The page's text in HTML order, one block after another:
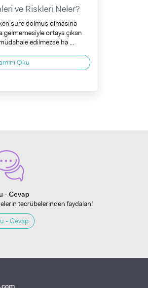
ve Riskleri Neler?
süre dolmuş olmasına
ortaya çıkan
edilmezse ha ...
Oku
- Cevap
tecrübelerinden faydalan!
- Cevap